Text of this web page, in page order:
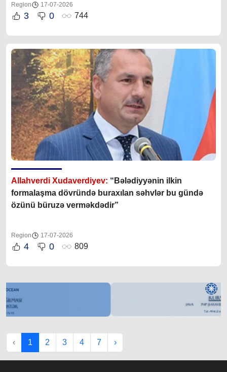
Region 17-07-2026
3 0 744
Allahverdi Xudaverdiyev: “Bələdiyyənin ilkin
formalaşma dövründə buraxılan səhvlər bu gündə
özünü büruzə verməkdədir”
Region 17-07-2026
4 0 809
‹ 1 2 3 4 7 ›